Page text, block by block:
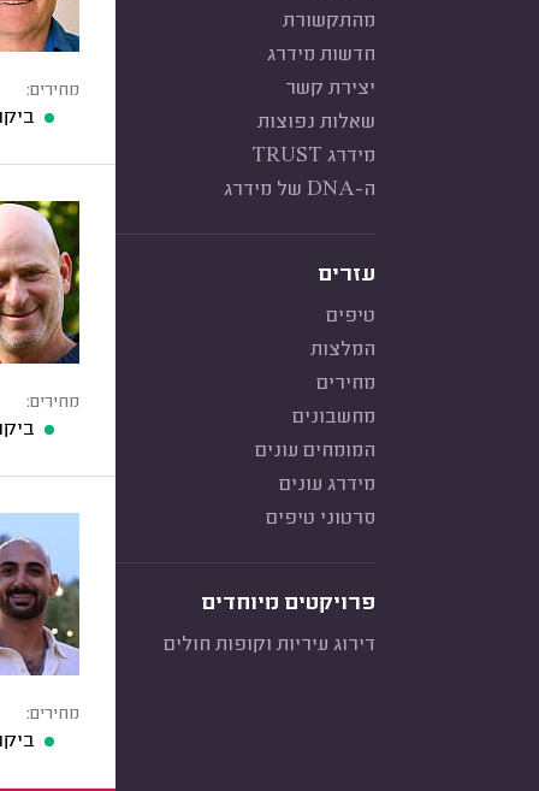
מהתקשורת
חדשות מידרג
יצירת קשר
שאלות נפוצות
מידרג TRUST
ה-DNA של מידרג
עזרים
טיפים
המלצות
מחירים
מחשבונים
המומחים עונים
מידרג עונים
סרטוני טיפים
פרויקטים מיוחדים
דירוג עיריות וקופות חולים
מחירים:
מחירים:
מחירים: